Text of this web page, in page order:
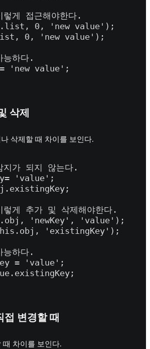
게 접근해야한다.
0, 'new value');
0, 'new value');
하다.
'new value';
삭제
삭제할 때 차이를 보인다.
가 되지 않는다.
'value';
게 추가 및 삭제해야한다.
'newKey', 'value');
'existingKey');
하다.
= 'value';
접 변경할 때
때 차이를 보인다.